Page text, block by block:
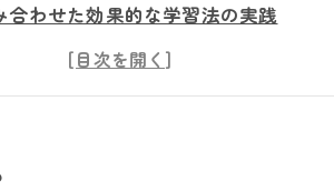
合わせた効果的な学習法の実践
した成績アップと学習意欲の向上
導併用のメリットを最大限に引き出